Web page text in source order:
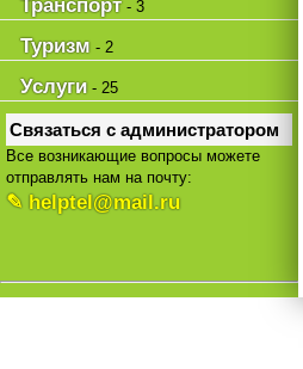
Транспорт- 3
Туризм - 2
Услуги - 25
Связаться с администратором
Все возникающие вопросы можете
отправлять нам на почту:
✎ helptel@mail.ru